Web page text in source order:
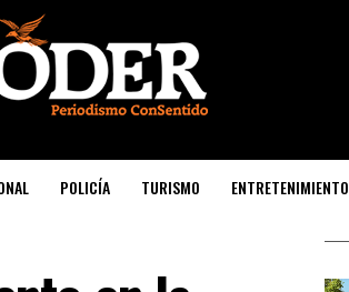
POLICÍA TURISMO ENTRETENIMIENTO